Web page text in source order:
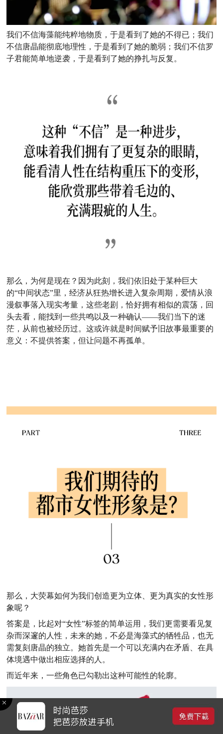
我们不信海藻能纯粹地物质，于是看到了她的不得已；我们
不信唐晶能彻底地理性，于是看到了她的脆弱；我们不信罗
子君能简单地逆袭，于是看到了她的挣扎与反复。
那么，为何是现在？ 因为此刻，我们依旧处于某种巨大
的“中间状态”里，经济从狂热增长进入复杂周期，爱情从浪
漫叙事落入现实考量，这些老剧，恰好拥有相似的震荡，回
头去看，能找到一些共鸣以及一种确认——我们当下的迷
茫，从前也被经历过。这或许就是时间赋予旧故事最重要的
意义：不提供答案，但让问题不再孤单。
那么，大荧幕如何为我们创造更为立体、更为真实的女性形
象呢？
答案是，比起对“女性”标签的简单运用，我们更需要看见复
杂而深邃的人性，未来的她，不必是海藻式的牺牲品，也无
需复刻唐晶的独立。她首先是一个可以充满内在矛盾、在具
体境遇中做出相应选择的人。
而近年来，一些角色已勾勒出这种可能性的轮廓。